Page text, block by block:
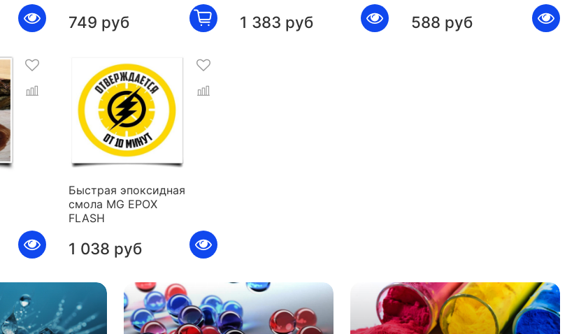
749 руб 1 383 руб 588 руб
Быстрая эпоксидная
смола MG EPOX
FLASH
1 038 руб